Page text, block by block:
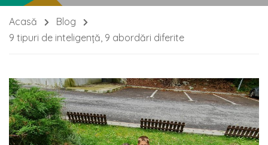
Acasă
Blog
9 tipuri de inteligență, 9 abordări diferite